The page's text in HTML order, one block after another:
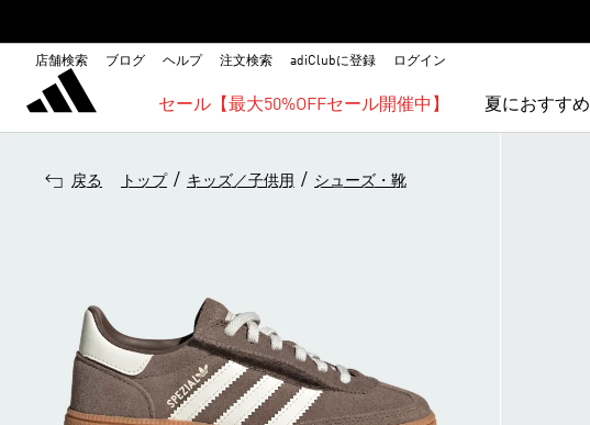
店舗検索 ブログ ヘルプ 注文検索 adiClubに登録 ログイン
セール【最大50%OFFセール開催中】 夏におすす
戻る トップ / キッズ／子供用 / シューズ・靴